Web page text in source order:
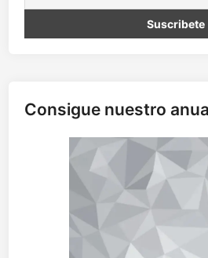
n
i
)
Consigue nuestro